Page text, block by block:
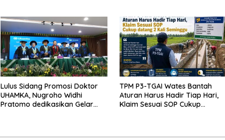
Lulus Sidang Promosi Doktor
UHAMKA, Nugroho Widhi
Pratomo dedikasikan Gelar
TPM P3-TGAI Wates Bantah
Aturan Harus Hadir Tiap Hari,
Klaim Sesuai SOP Cukup